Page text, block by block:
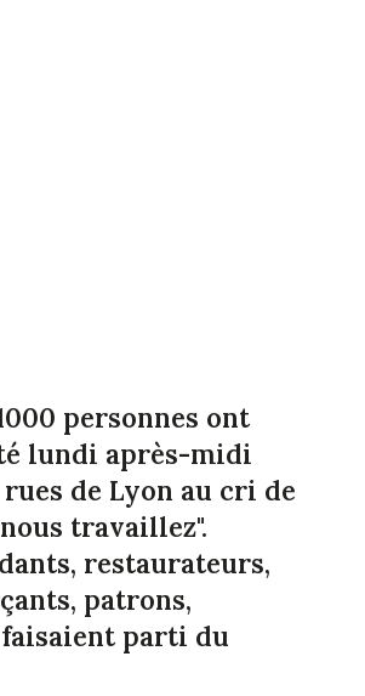
personnes ont
lundi après-midi
de Lyon au cri de
travaillez".
restaurateurs,
patrons,
parti du